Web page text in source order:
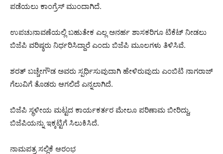
ಪಡೆಯಲು ಕಾಂಗ್ರೆಸ್‌ ಮುಂದಾಗಿದೆ.
ಉಪಚುನಾವಣೆಯಲ್ಲಿ ಬಹುತೇಕ ಎಲ್ಲ ಅನರ್ಹ ಶಾಸಕರಿಗೂ ಟಿಕೆಟ್‌ ನೀಡಲು
ಬಿಜೆಪಿ ವರಿಷ್ಠರು ನಿರ್ಧರಿಸಿದ್ದಾರೆ ಎಂದು ಬಿಜೆಪಿ ಮೂಲಗಳು ತಿಳಿಸಿವೆ.
ಶರತ್ ಬಚ್ಚೇಗೌಡ ಅವರು ಸ್ಪರ್ಧಿಸುವುದಾಗಿ ಹೇಳಿರುವುದು ಎಂಬಿಟಿ ನಾಗರಾಜ್
ಗೆಲುವಿಗೆ ತೊಡರು ಆಗಲಿದೆ ಎನ್ನಲಾಗಿದೆ.
ಬಿಜೆಪಿ ಸ್ಥಳೀಯ ಮಟ್ಟದ ಕಾರ್ಯಕರ್ತರ ಮೇಲೂ ಪರಿಣಾಮ ಬೀರಿದ್ದು,
ಬಿಜೆಪಿಯನ್ನು ಇಕ್ಕಟ್ಟಿಗೆ ಸಿಲುಕಿಸಿದೆ.
ನಾಮಪತ್ರ ಸಲ್ಲಿಕೆ ಆರಂಭ